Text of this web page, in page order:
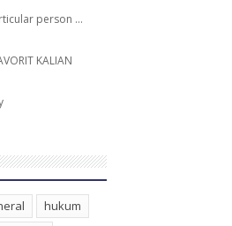
person …
KALIAN
hukum